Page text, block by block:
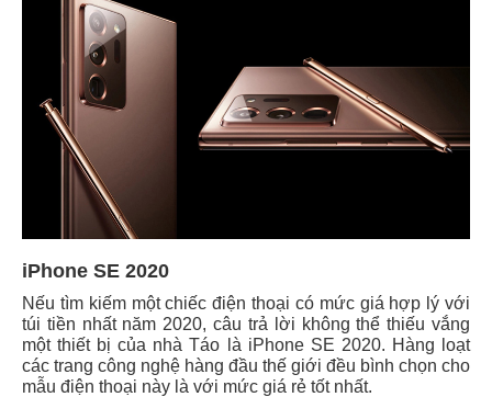
iPhone SE 2020
Nếu tìm kiếm một chiếc điện thoại có mức giá hợp lý với
túi tiền nhất năm 2020, câu trả lời không thể thiếu vắng
một thiết bị của nhà Táo là iPhone SE 2020. Hàng loạt
các trang công nghệ hàng đầu thế giới đều bình chọn cho
mẫu điện thoại này là với mức giá rẻ tốt nhất.